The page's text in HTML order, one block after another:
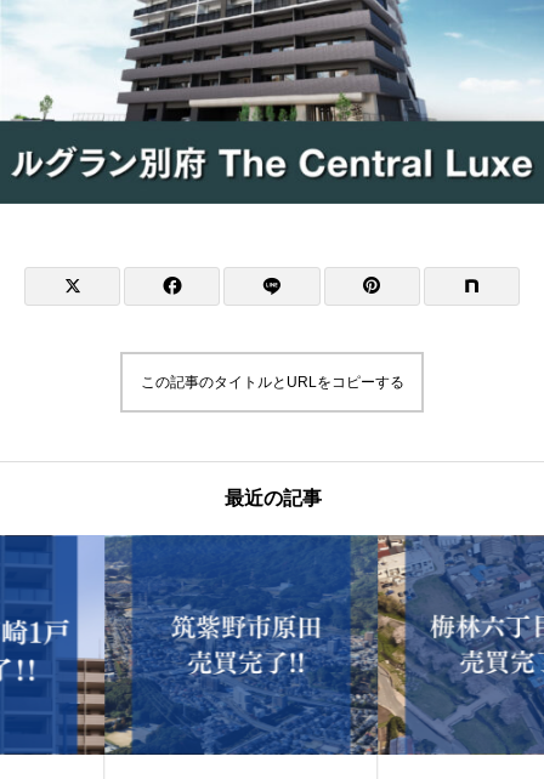
この記事のタイトルとURLをコピーする
最近の記事